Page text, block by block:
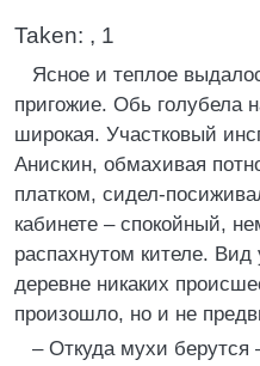
Taken: , 1
Ясное и теплое
пригожие. Обь голубела
широкая. Участковый
Анискин, обмахивая
платком, сидел-
кабинете – спокойный,
распахнутом кителе. Вид
деревне никаких
произошло, но и не
– Откуда мухи берутся